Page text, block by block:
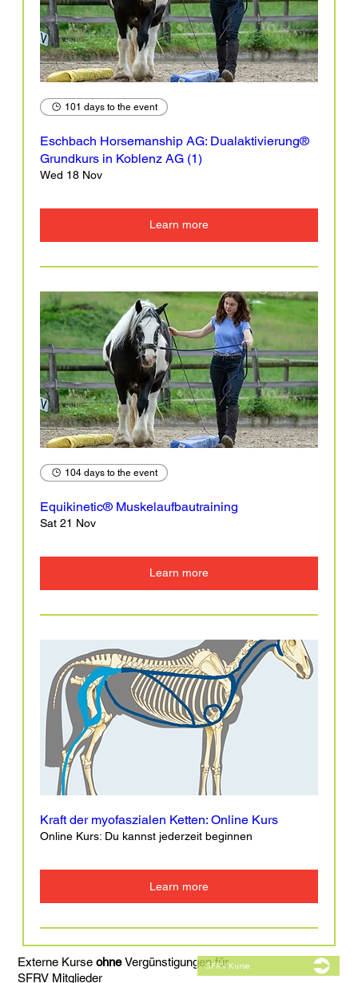
101 days to the event
Eschbach Horsemanship AG: Dualaktivierung®
Grundkurs in Koblenz AG (1)
Wed 18 Nov
Learn more
104 days to the event
Equikinetic® Muskelaufbautraining
Sat 21 Nov
Learn more
Kraft der myofaszialen Ketten: Online Kurs
Online Kurs: Du kannst jederzeit beginnen
Learn more
Externe KurseohneVergünstigungen für
SFRV Mitglieder
SFRV Kurse